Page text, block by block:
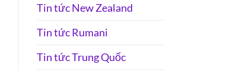
Tin tức New Zealand
Tin tức Rumani
Tin tức Trung Quốc